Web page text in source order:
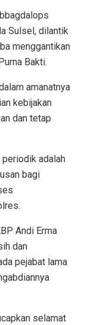
Sulsel, dilantik
menggantikan
Bakti.
amanatnya
kebijakan
dan tetap
adalah
bagi
Andi Erma
dan
pejabat lama
selamat